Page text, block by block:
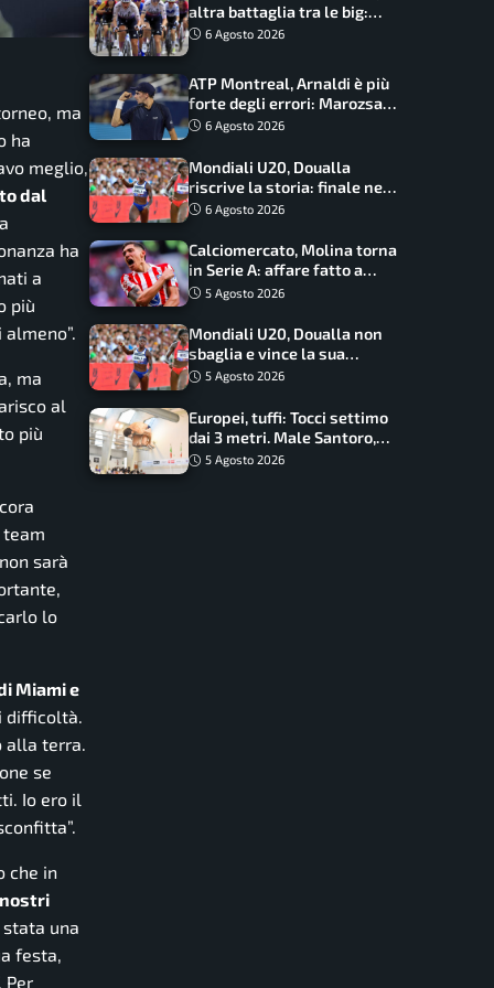
ma
ha
meglio,
dal
ha
a
più
ma
al
più
team
sarà
lo
Miami e
difficoltà.
alla terra.
se
Io ero il
che in
nostri
stata una
festa,
Per
altra battaglia tra le big:
Longo Borghini sogna il
colpo
6 Agosto 2026
ATP Montreal, Arnaldi è più
forte degli errori: Marozsan
piegato dopo oltre due ore
6 Agosto 2026
Mondiali U20, Doualla
riscrive la storia: finale nei
100 metri dopo trent’anni
6 Agosto 2026
Calciomercato, Molina torna
in Serie A: affare fatto a
cifre sorprendenti
5 Agosto 2026
Mondiali U20, Doualla non
sbaglia e vince la sua
batteria sui 100 metri:
5 Agosto 2026
Europei, tuffi: Tocci settimo
dai 3 metri. Male Santoro,
Wesemann si prende l’oro
5 Agosto 2026